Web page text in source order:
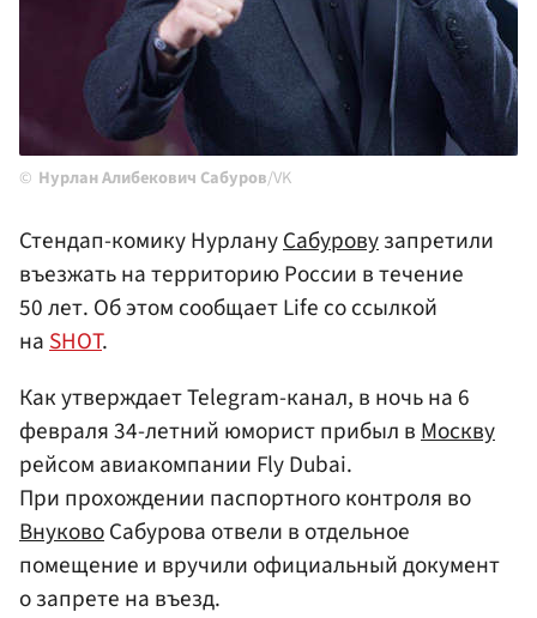
Нурлан Алибекович Сабуров/VK
Стендап-комику НурлануСабуровузапретили
въезжать на территорию России в течение
50 лет. Об этом сообщает Life со ссылкой
наSHOT.
Как утверждает Telegram-канал, в ночь на 6
февраля 34-летний юморист прибыл вМоскву
рейсом авиакомпании Fly Dubai.
При прохождении паспортного контроля во
ВнуковоСабурова отвели в отдельное
помещение и вручили официальный документ
о запрете на въезд.